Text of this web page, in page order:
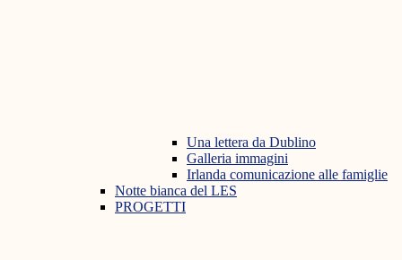
Una lettera da Dublino
Galleria immagini
Irlanda comunicazione alle famiglie
Notte bianca del LES
PROGETTI